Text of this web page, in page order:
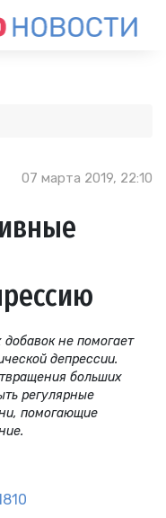
07 марта 2019, 22:10
не помогает
депрессии.
больших
регулярные
помогающие